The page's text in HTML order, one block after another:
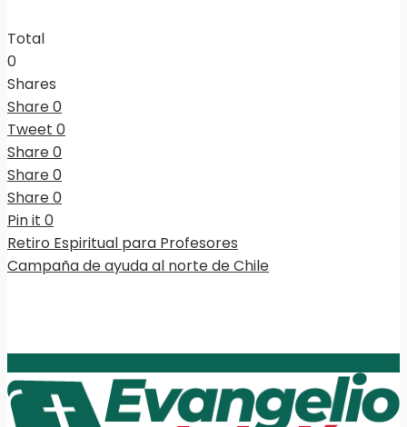
Total
0
Shares
Share0
Tweet 0
Share0
Share0
Share0
Pin it 0
Retiro Espiritual para Profesores
Campaña de ayuda al norte de Chile